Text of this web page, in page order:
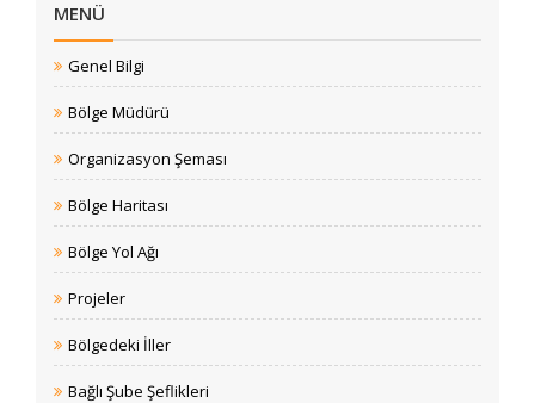
MENÜ
Genel Bilgi
Bölge Müdürü
Organizasyon Şeması
Bölge Haritası
Bölge Yol Ağı
Projeler
Bölgedeki İller
Bağlı Şube Şeflikleri